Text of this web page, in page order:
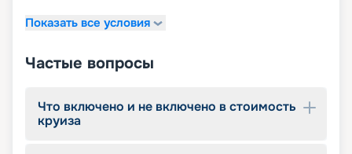
специалисты ответят на актуальные вопросы.
Показать все условия
Частые вопросы
Что включено и не включено в стоимость
круиза